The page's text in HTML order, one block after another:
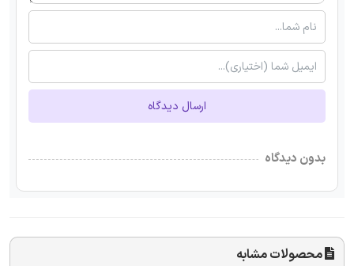
ارسال دیدگاه
بدون دیدگاه
محصولات مشابه